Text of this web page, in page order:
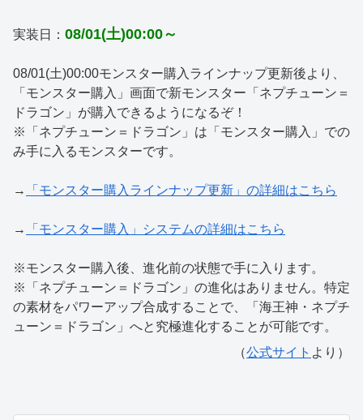
実装日： 08/01(土)00:00～
08/01(土)00:00モンスター購入ラインナップ更新後より、
「モンスター購入」画面で新モンスター「ネプチューン＝
ドラゴン」が購入できるようになるぞ！
※「ネプチューン＝ドラゴン」は「モンスター購入」での
み手に入るモンスターです。
→ 「モンスター購入ラインナップ更新」の詳細はこちら
→ 「モンスター購入」システムの詳細はこちら
※モンスター購入後、進化前の状態で手に入ります。
※「ネプチューン＝ドラゴン」の進化はありません。特定
の素材をパワーアップ合成することで、「海王神・ネプチ
ューン＝ドラゴン」へと究極進化することが可能です。
（公式サイト より）